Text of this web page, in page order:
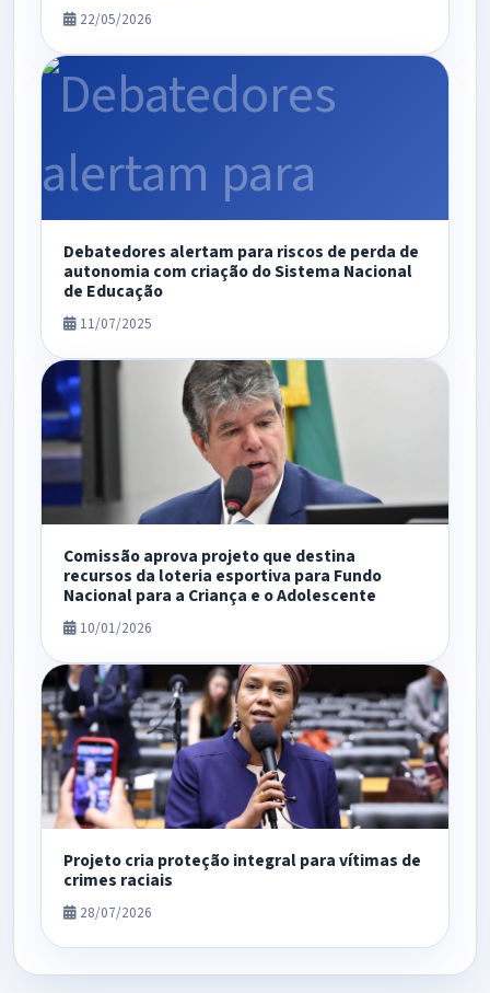
22/05/2026
Debatedores alertam para riscos de perda de
autonomia com criação do Sistema Nacional
de Educação
11/07/2025
Comissão aprova projeto que destina
recursos da loteria esportiva para Fundo
Nacional para a Criança e o Adolescente
10/01/2026
Projeto cria proteção integral para vítimas de
crimes raciais
28/07/2026